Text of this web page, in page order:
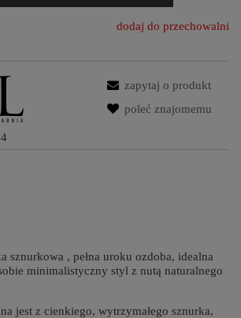
dodaj do przechowalni
zapytaj o produkt
poleć znajomemu
sznurkowa , pełna uroku ozdoba, idealna
minimalistyczny styl z nutą naturalnego
jest z cienkiego, wytrzymałego sznurka,